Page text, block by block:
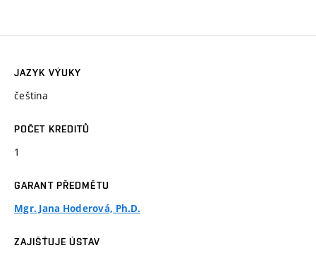
JAZYK VÝUKY
čeština
POČET KREDITŮ
1
GARANT PŘEDMĚTU
Mgr. Jana Hoderová, Ph.D.
ZAJIŠŤUJE ÚSTAV